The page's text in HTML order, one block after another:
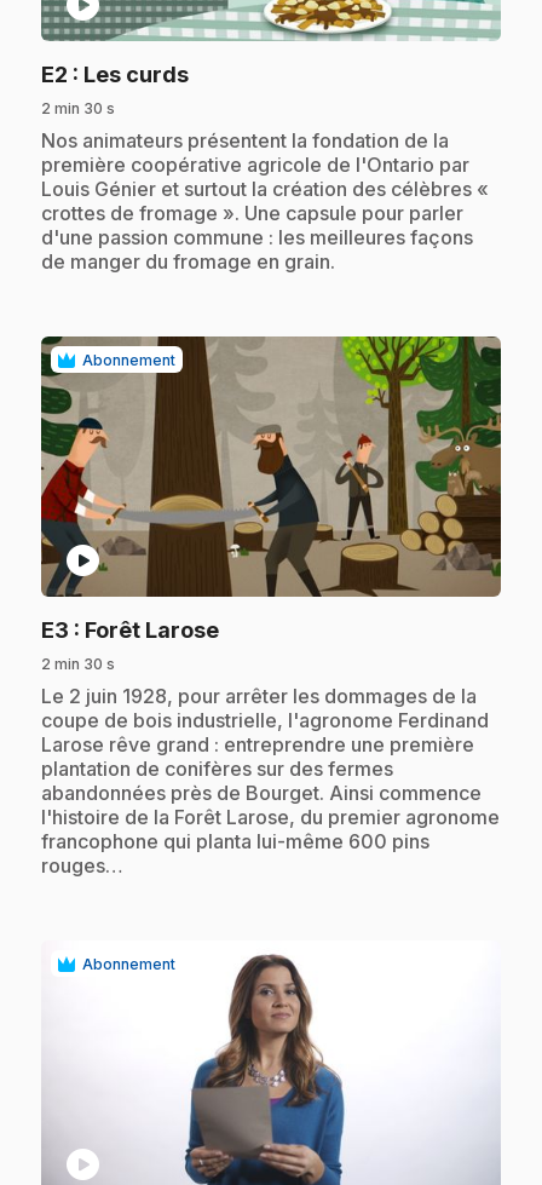
E2 : Les curds.
2 min 30 s
.Nos animateurs présentent la fondation de la
première coopérative agricole de l'Ontario par
Louis Génier et surtout la création des célèbres «
crottes de fromage ». Une capsule pour parler
d'une passion commune : les meilleures façons
de manger du fromage en grain.
Abonnement
play_circle
E3 : Forêt Larose.
2 min 30 s
.Le 2 juin 1928, pour arrêter les dommages de la
coupe de bois industrielle, l'agronome Ferdinand
Larose rêve grand : entreprendre une première
plantation de conifères sur des fermes
abandonnées près de Bourget. Ainsi commence
l'histoire de la Forêt Larose, du premier agronome
francophone qui planta lui-même 600 pins
rouges…
Abonnement
play_circle